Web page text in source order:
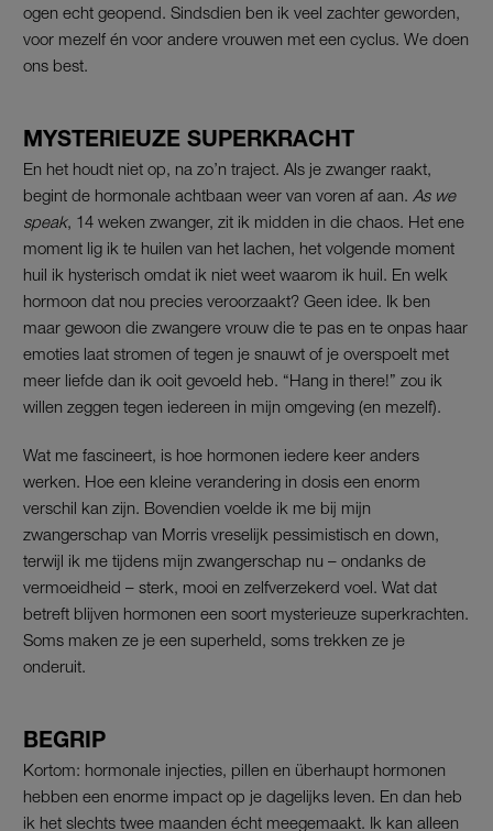
ogen echt geopend. Sindsdien ben ik veel zachter geworden,
voor mezelf én voor andere vrouwen met een cyclus. We doen
ons best.
MYSTERIEUZE SUPERKRACHT
En het houdt niet op, na zo’n traject. Als je zwanger raakt,
begint de hormonale achtbaan weer van voren af aan. As we
speak, 14 weken zwanger, zit ik midden in die chaos. Het ene
moment lig ik te huilen van het lachen, het volgende moment
huil ik hysterisch omdat ik niet weet waarom ik huil. En welk
hormoon dat nou precies veroorzaakt? Geen idee. Ik ben
maar gewoon die zwangere vrouw die te pas en te onpas haar
emoties laat stromen of tegen je snauwt of je overspoelt met
meer liefde dan ik ooit gevoeld heb. “Hang in there!” zou ik
willen zeggen tegen iedereen in mijn omgeving (en mezelf).
Wat me fascineert, is hoe hormonen iedere keer anders
werken. Hoe een kleine verandering in dosis een enorm
verschil kan zijn. Bovendien voelde ik me bij mijn
zwangerschap van Morris vreselijk pessimistisch en down,
terwijl ik me tijdens mijn zwangerschap nu – ondanks de
vermoeidheid – sterk, mooi en zelfverzekerd voel. Wat dat
betreft blijven hormonen een soort mysterieuze superkrachten.
Soms maken ze je een superheld, soms trekken ze je
onderuit.
BEGRIP
Kortom: hormonale injecties, pillen en überhaupt hormonen
hebben een enorme impact op je dagelijks leven. En dan heb
ik het slechts twee maanden écht meegemaakt. Ik kan alleen